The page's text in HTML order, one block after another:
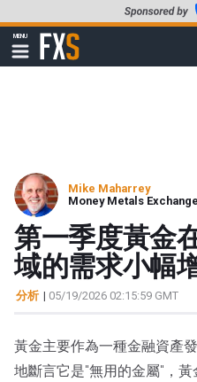
至
要
MENU
顯
示
FXStreet
Mike Maharrey
Money Metals Exchange
第一季度黃金
域的需求小幅
分析 | 05/19/2026 02:15:59 GMT
黃金主要作為一種金融資產
地斷言它是"無用的金屬"，黃